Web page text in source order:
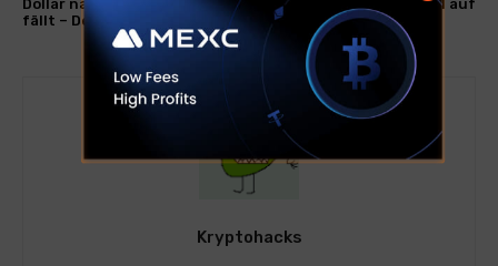
Dollar nach Bedarfszone
fällt – Details!
Support Level auf
Kryptohacks